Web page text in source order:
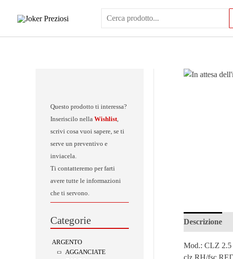
Questo prodotto ti interessa?
Inseriscilo nella Wishlist,
scrivi cosa vuoi sapere, se ti
serve un preventivo e
inviacela.
Ti contatteremo per farti
avere tutte le informazioni
che ti servono.
Categorie
ARGENTO
AGGANCIATE
Descrizione
Mod.: CLZ 2.5
clz RH/fsc